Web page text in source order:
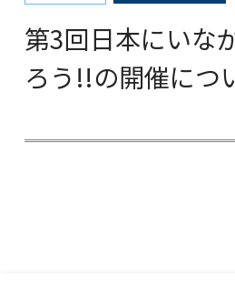
第3回日本にいな
ろう!!の開催につ